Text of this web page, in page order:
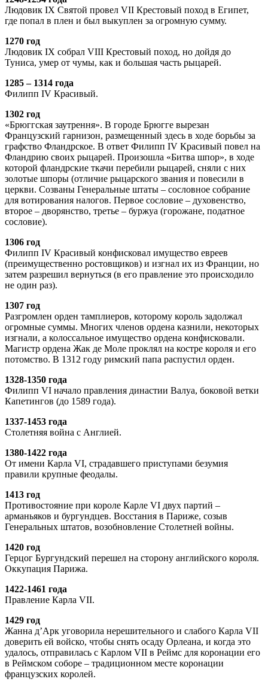
Людовик IX Святой провел VII Крестовый поход в Египет,
где попал в плен и был выкуплен за огромную сумму.
1270 год
Людовик IX собрал VIII Крестовый поход, но дойдя до
Туниса, умер от чумы, как и большая часть рыцарей.
1285 – 1314 года
Филипп IV Красивый.
1302 год
«Брюггская заутрення». В городе Брюгге вырезан
Французский гарнизон, размещенный здесь в ходе борьбы за
графство Фландрское. В ответ Филипп IV Красивый повел на
Фландрию своих рыцарей. Произошла «Битва шпор», в ходе
которой фландрские ткачи перебили рыцарей, сняли с них
золотые шпоры (отличие рыцарского звания и повесили в
церкви. Созваны Генеральные штаты – сословное собрание
для вотирования налогов. Первое сословие – духовенство,
второе – дворянство, третье – буржуа (горожане, податное
сословие).
1306 год
Филипп IV Красивый конфисковал имущество евреев
(преимущественно ростовщиков) и изгнал их из Франции, но
затем разрешил вернуться (в его правление это происходило
не один раз).
1307 год
Разгромлен орден тамплиеров, которому король задолжал
огромные суммы. Многих членов ордена казнили, некоторых
изгнали, а колоссальное имущество ордена конфисковали.
Магистр ордена Жак де Моле проклял на костре короля и его
потомство. В 1312 году римский папа распустил орден.
1328-1350 года
Филипп VI начало правления династии Валуа, боковой ветки
Капетингов (до 1589 года).
1337-1453 года
Столетняя война с Англией.
1380-1422 года
От имени Карла VI, страдавшего приступами безумия
правили крупные феодалы.
1413 год
Противостояние при короле Карле VI двух партий –
арманьяков и бургундцев. Восстания в Париже, созыв
Генеральных штатов, возобновление Столетней войны.
1420 год
Герцог Бургундский перешел на сторону английского короля.
Оккупация Парижа.
1422-1461 года
Правление Карла VII.
1429 год
Жанна д’Арк уговорила нерешительного и слабого Карла VII
доверить ей войско, чтобы снять осаду Орлеана, и когда это
удалось, отправилась с Карлом VII в Реймс для коронации его
в Реймском соборе – традиционном месте коронации
французских королей.